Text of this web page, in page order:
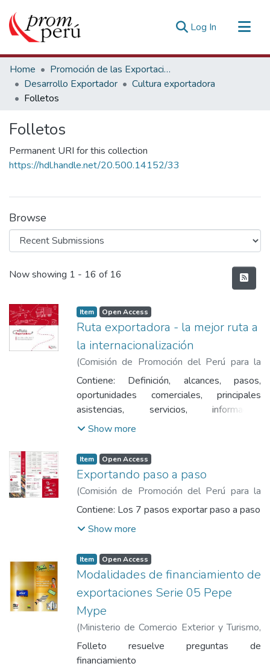
Log In (current)
Communities & Collections
All of DSpace
Statistics
Home
Promoción de las Exportaciones
Desarrollo Exportador
Cultura exportadora
Folletos
Folletos
Permanent URI for this collection
https://hdl.handle.net/20.500.14152/33
Browse
Recent Submissions
Now showing 1 - 16 of 16
Item Open Access
Ruta exportadora - la mejor ruta a
la internacionalización
(Comisión de Promoción del Perú para la
Exportación y el Turismo
2025-10
Contiene: Definición, alcances, pasos,
oportunidades comerciales, principales
asistencias, servicios, información,
herramientas de exportación y canales de
Show more
Item Open Access
Exportando paso a paso
(Comisión de Promoción del Perú para la
Exportación y el Turismo,2024)Comisión
y el Turismo
Contiene: Los 7 pasos exportar paso a paso
Show more
Item Open Access
Modalidades de financiamiento de
exportaciones Serie 05 Pepe
Mype
(Ministerio de Comercio Exterior y Turismo,
2006)
Ministerio de Comercio Exterior y
Turismo
Folleto resuelve preguntas de
financiamiento